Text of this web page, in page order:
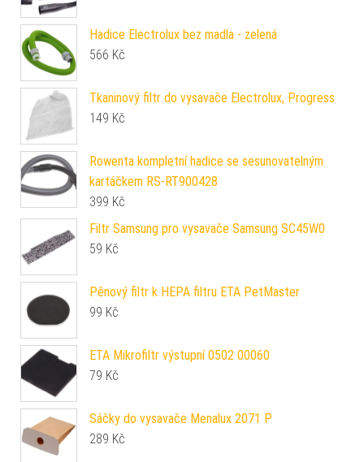
Hadice Electrolux bez madla - zelená
566 Kč
Tkaninový filtr do vysavače Electrolux, Progress
149 Kč
Rowenta kompletní hadice se sesunovatelným
kartáčkem RS-RT900428
399 Kč
Filtr Samsung pro vysavače Samsung SC45W0
59 Kč
Pěnový filtr k HEPA filtru ETA PetMaster
99 Kč
ETA Mikrofiltr výstupní 0502 00060
79 Kč
Sáčky do vysavače Menalux 2071 P
289 Kč